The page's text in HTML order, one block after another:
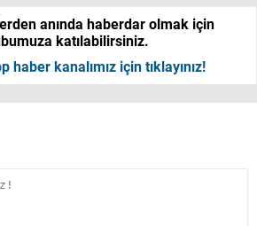
anında haberdar olmak için
katılabilirsiniz.
haber kanalımız için tıklayınız!